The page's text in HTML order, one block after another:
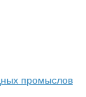
промыслов